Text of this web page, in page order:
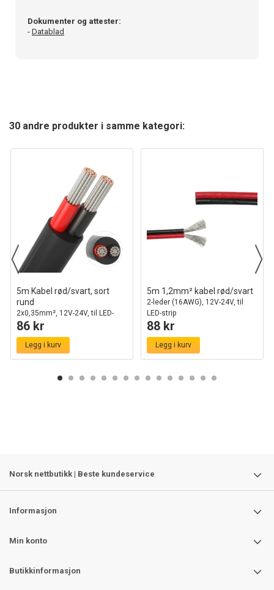
Dokumenter og attester:
- Datablad
30 andre produkter i samme kategori:
5m Kabel rød/svart, sort
rund
2x0,35mm², 12V-24V, til LED-
strip
86 kr
Legg i kurv
5m 1,2mm² kabel rød/svart
2-leder (16AWG), 12V-24V, til
LED-strip
88 kr
Legg i kurv
Norsk nettbutikk | Beste kundeservice
Informasjon
Min konto
Butikkinformasjon